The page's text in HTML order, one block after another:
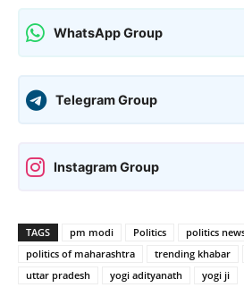
WhatsApp Group
Telegram Group
Instagram Group
TAGS pm modi Politics
politics
politics of maharashtra
trending khabar
uttar pradesh
yogi adityanath yogi ji